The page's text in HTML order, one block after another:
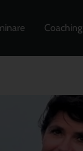
Coaching